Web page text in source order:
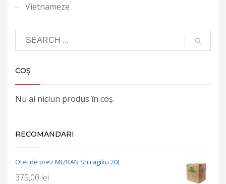
Vietnameze
COȘ
Nu ai niciun produs în coș.
RECOMANDARI
Otet de orez MIZKAN Shiragiku 20L
375,00 lei